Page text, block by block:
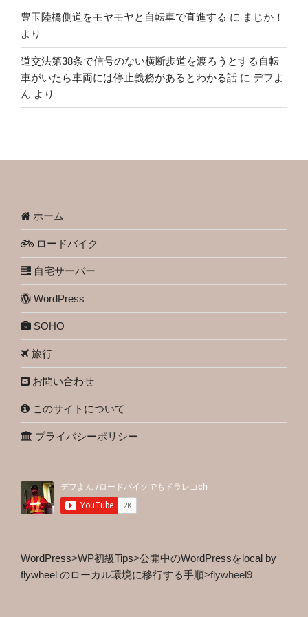
豊玉陸橋側道をモヤモヤと自転車で直進する に まじか！
より
道交法第38条で信号のない横断歩道を渡ろうとする自転
車がいたら車両には停止義務があるとわかる話 に デフよ
ん より
ホーム
ロードバイク
自宅サーバー
WordPress
SOHO
旅行
お問い合わせ
このサイトについて
プライバシーポリシー
WordPress>WP初級Tips>公開中のWordPressをlocal by
flywheel のローカル環境に移行する手順>flywheel9